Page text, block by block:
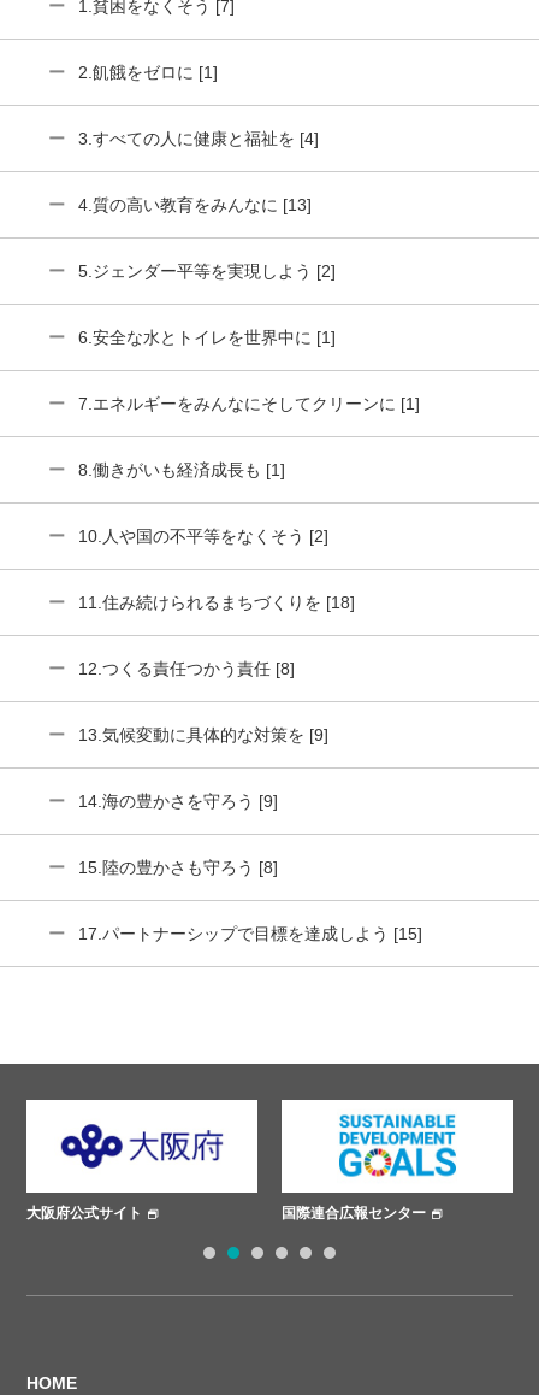
1.貧困をなくそう [7]
2.飢餓をゼロに [1]
3.すべての人に健康と福祉を [4]
4.質の高い教育をみんなに [13]
5.ジェンダー平等を実現しよう [2]
6.安全な水とトイレを世界中に [1]
7.エネルギーをみんなにそしてクリーンに [1]
8.働きがいも経済成長も [1]
10.人や国の不平等をなくそう [2]
11.住み続けられるまちづくりを [18]
12.つくる責任つかう責任 [8]
13.気候変動に具体的な対策を [9]
14.海の豊かさを守ろう [9]
15.陸の豊かさも守ろう [8]
17.パートナーシップで目標を達成しよう [15]
国際連合広報センター ささえあいプロジェクト
HOME